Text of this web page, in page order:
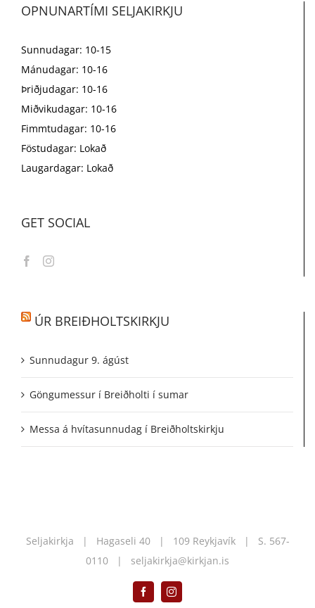
OPNUNARTÍMI SELJAKIRKJU
Sunnudagar: 10-15
Mánudagar: 10-16
Þriðjudagar: 10-16
Miðvikudagar: 10-16
Fimmtudagar: 10-16
Föstudagar: Lokað
Laugardagar: Lokað
GET SOCIAL
ÚR BREIÐHOLTSKIRKJU
Sunnudagur 9. ágúst
Göngumessur í Breiðholti í sumar
Messa á hvítasunnudag í Breiðholtskirkju
Seljakirkja | Hagaseli 40 | 109 Reykjavík | S. 567-
0110 | seljakirkja@kirkjan.is
FacebookInstagram